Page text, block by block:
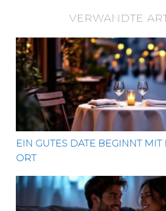
VERWANDTE
Ein gutes Date beginnt mit dem
EIN GUTES DATE BEGINNT
ORT
Worüber reden beim ersten